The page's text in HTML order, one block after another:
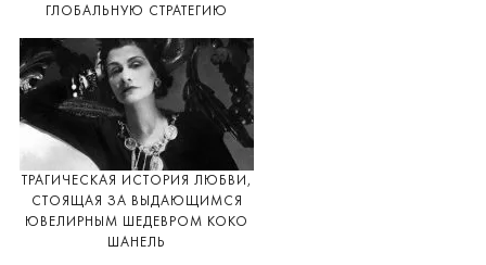
ГЛОБАЛЬНУЮ СТРАТЕГИЮ
ТРАГИЧЕСКАЯ ИСТОРИЯ ЛЮБВИ,
СТОЯЩАЯ ЗА ВЫДАЮЩИМСЯ
ЮВЕЛИРНЫМ ШЕДЕВРОМ КОКО
ШАНЕЛЬ